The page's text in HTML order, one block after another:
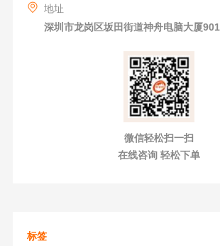
地址
深圳市龙岗区坂田街道神舟电脑大厦901
微信轻松扫一扫
在线咨询 轻松下单
标签